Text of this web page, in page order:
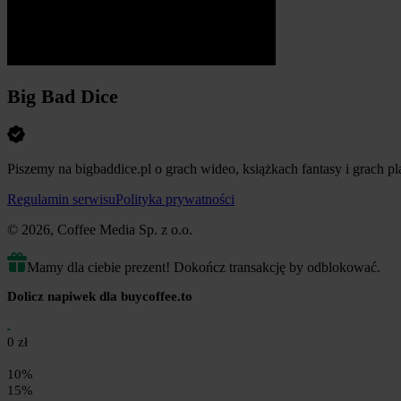
Big Bad Dice
Piszemy na bigbaddice.pl o grach wideo, książkach fantasy i grach
Regulamin serwisuPolityka prywatności
© 2026, Coffee Media Sp. z o.o.
Mamy dla ciebie prezent! Dokończ transakcję by odblokować.
Dolicz napiwek dla buycoffee.to
0 zł
10%
15%